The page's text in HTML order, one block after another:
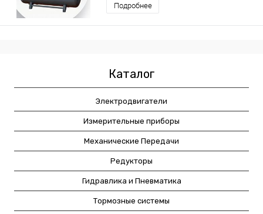
Подробнее
Каталог
Электродвигатели
Измерительные приборы
Механические Передачи
Редукторы
Гидравлика и Пневматика
Тормозные системы